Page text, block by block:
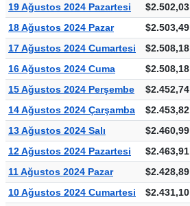
19 Ağustos 2024 Pazartesi
$2.502,03
18 Ağustos 2024 Pazar
$2.503,49
17 Ağustos 2024 Cumartesi
$2.508,18
16 Ağustos 2024 Cuma
$2.508,18
15 Ağustos 2024 Perşembe
$2.452,74
14 Ağustos 2024 Çarşamba
$2.453,82
13 Ağustos 2024 Salı
$2.460,99
12 Ağustos 2024 Pazartesi
$2.463,91
11 Ağustos 2024 Pazar
$2.428,89
10 Ağustos 2024 Cumartesi
$2.431,10